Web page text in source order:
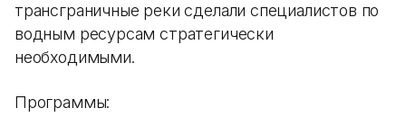
трансграничные реки сделали специалистов по
водным ресурсам стратегически
необходимыми.
Программы: